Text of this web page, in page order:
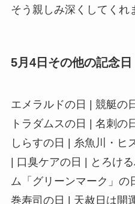
そう親しみ深くしてくれ
5月4日その他の記念日
エメラルドの日 | 競艇の
トラダムスの日 | 名刺の
しらすの日 | 糸魚川・ヒ
| 口臭ケアの日 | とろけ
ム「グリーンマーク」の
巻寿司の日 | 天赦日は開